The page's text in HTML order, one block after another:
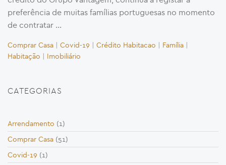
preferência de muitas famílias portuguesas no momento
de contratar …
Comprar Casa | Covid-19 | Crédito Habitacao | Família |
Habitação | Imobiliário
CATEGORIAS
Arrendamento (1)
Comprar Casa (51)
Covid-19 (1)